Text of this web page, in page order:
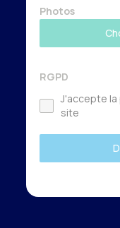
Photos
RGPD
J'accepte
site